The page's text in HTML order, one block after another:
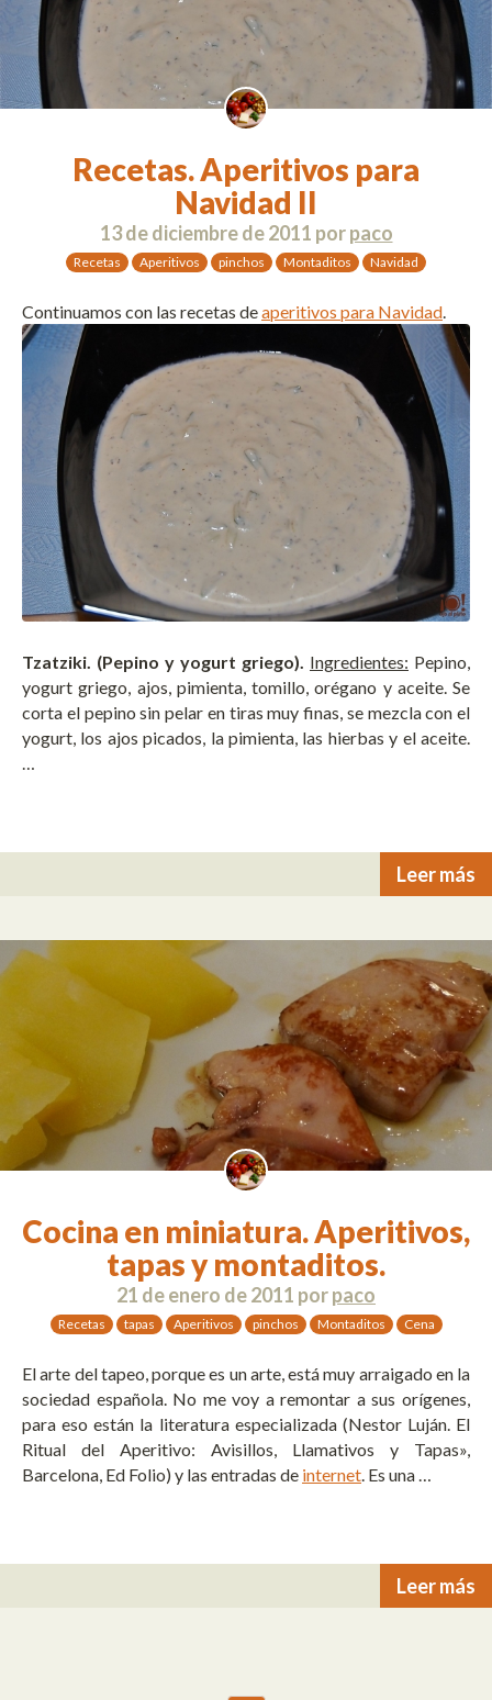
Recetas. Aperitivos para
Navidad II
13 de diciembre de 2011 porpaco
Recetas Aperitivos pinchos Montaditos Navidad
Continuamos con las recetas deaperitivos para Navidad.
Tzatziki. (Pepino y yogurt griego). Ingredientes: Pepino,
yogurt griego, ajos, pimienta, tomillo, orégano y aceite. Se
corta el pepino sin pelar en tiras muy finas, se mezcla con el
yogurt, los ajos picados, la pimienta, las hierbas y el aceite.
…
Leer más
Cocina en miniatura. Aperitivos,
tapas y montaditos.
21 de enero de 2011 porpaco
Recetas tapas Aperitivos pinchos Montaditos Cena
El arte del tapeo, porque es un arte, está muy arraigado en la
sociedad española. No me voy a remontar a sus orígenes,
para eso están la literatura especializada (Nestor Luján. El
Ritual del Aperitivo: Avisillos, Llamativos y Tapas»,
Barcelona, Ed Folio) y las entradas de internet. Es una …
Leer más